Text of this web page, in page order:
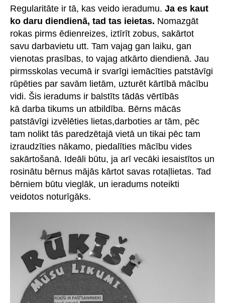
Regularitāte ir tā, kas veido ieradumu. Ja es kaut
ko daru diendienā, tad tas ieietas. Nomazgāt
rokas pirms ēdienreizes, iztīrīt zobus, sakārtot
savu darbavietu utt. Tam vajag gan laiku, gan
vienotas prasības, to vajag atkārto diendienā. Jau
pirmsskolas vecumā ir svarīgi iemācīties patstāvīgi
rūpēties par savām lietām, uzturēt kārtībā mācību
vidi. Šis ieradums ir balstīts tādās vērtībās
kā darba tikums un atbildība. Bērns mācās
patstāvīgi izvēlēties lietas,darboties ar tām, pēc
tam nolikt tās paredzētajā vietā un tikai pēc tam
izraudzīties nākamo, piedalīties mācību vides
sakārtošanā. Ideāli būtu, ja arī vecāki iesaistītos un
rosinātu bērnus mājās kārtot savas rotaļlietas. Tad
bērniem būtu vieglāk, un ieradums noteikti
veidotos noturīgāks.